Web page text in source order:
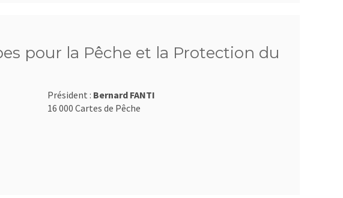
pour la Pêche et la Protection du
Président : Bernard FANTI
16 000 Cartes de Pêche